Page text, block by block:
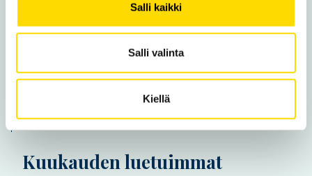
Salli kaikki
Salli valinta
Kiellä
Kansainvälinen joukko syventää
suomen taitoaan Vaasassa
Vaasan yliopisto tarjoaa kesällä
hakumahdollisuuksia tekniikan
koulutuksiin ja avoimeen yliopistoon
Kuukauden luetuimmat